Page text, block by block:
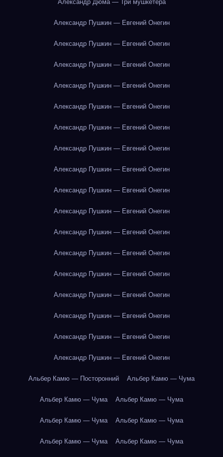
Александр Дюма — Три мушкетёра
Александр Пушкин — Евгений Онегин
Александр Пушкин — Евгений Онегин
Александр Пушкин — Евгений Онегин
Александр Пушкин — Евгений Онегин
Александр Пушкин — Евгений Онегин
Александр Пушкин — Евгений Онегин
Александр Пушкин — Евгений Онегин
Александр Пушкин — Евгений Онегин
Александр Пушкин — Евгений Онегин
Александр Пушкин — Евгений Онегин
Александр Пушкин — Евгений Онегин
Александр Пушкин — Евгений Онегин
Александр Пушкин — Евгений Онегин
Александр Пушкин — Евгений Онегин
Александр Пушкин — Евгений Онегин
Александр Пушкин — Евгений Онегин
Александр Пушкин — Евгений Онегин
Альбер Камю — Посторонний Альбер Камю — Чума
Альбер Камю — Чума Альбер Камю — Чума
Альбер Камю — Чума Альбер Камю — Чума
Альбер Камю — Чума Альбер Камю — Чума